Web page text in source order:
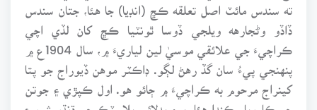
ته سندس مائٽ اصل تعلقه ڪڇ (انڊيا) جا هئا، جتان سندس
ڏاڏو وڻجارهه ويلجي ڏوسا ٿونٽيا ڪڇ کان لڏي اچي
پنهنجي پيءُ سان گڏ رهڻ لڳو. ڊاڪٽر موهن ڏيوراج جو پتا
کينراج مرحوم به ڪراچيءَ ۾ ڄائو هو. اول ڪپڙي ۽ جوتن
جو ڪاروبار ڪندا هئا، پوءِ بدلائي پلاسٽڪ جو ڌنڌو شروع